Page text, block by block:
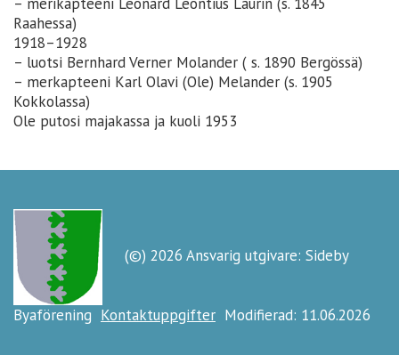
Raahessa)
1918–1928
– luotsi Bernhard Verner Molander ( s. 1890 Bergössä)
– merkapteeni Karl Olavi (Ole) Melander (s. 1905
Kokkolassa)
Ole putosi majakassa ja kuoli 1953
(©) 2026 Ansvarig utgivare: Sideby
Byaförening Kontaktuppgifter Modifierad: 11.06.2026